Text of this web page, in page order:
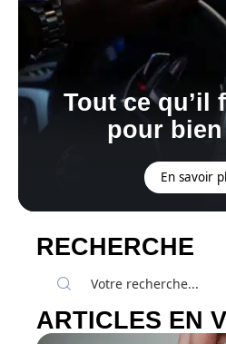
Tout ce qu’il
pour
En savoir
RECHERCHE
ARTICLES EN